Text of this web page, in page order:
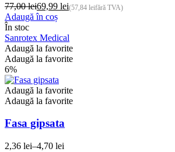
77,00lei
Prețul
inițial
a
fost:
77,00 lei.
69,99 lei
Prețul
curent
este:
69,99 lei.
(57,84 leifără TVA)
Adaugă în coș
În stoc
Sanrotex Medical
Adaugă la favorite
Adaugă la favorite
6%
Adaugă la favorite
Adaugă la favorite
Fasa gipsata
2,36 lei–4,70 lei